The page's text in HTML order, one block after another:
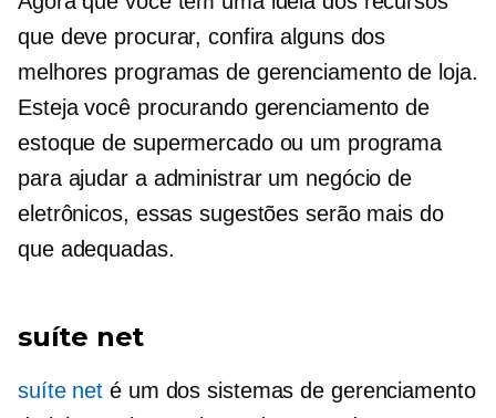
que deve procurar, confira alguns dos
melhores programas de gerenciamento de loja.
Esteja você procurando gerenciamento de
estoque de supermercado ou um programa
para ajudar a administrar um negócio de
eletrônicos, essas sugestões serão mais do
que adequadas.
suíte net
suíte net é um dos sistemas de gerenciamento